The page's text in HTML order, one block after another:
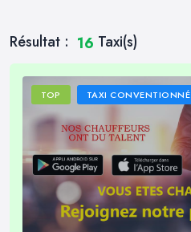
Résultat : 16 Taxi(s)
TOP TAXI CONVENTIONNÉ